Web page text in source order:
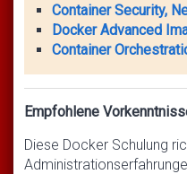
Container Security,
Docker Advanced
Container
Empfohlene
Diese Docker Schulung